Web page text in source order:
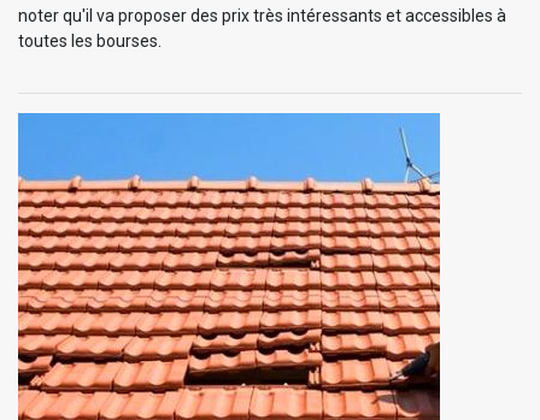
noter qu'il va proposer des prix très intéressants et accessibles à
toutes les bourses.